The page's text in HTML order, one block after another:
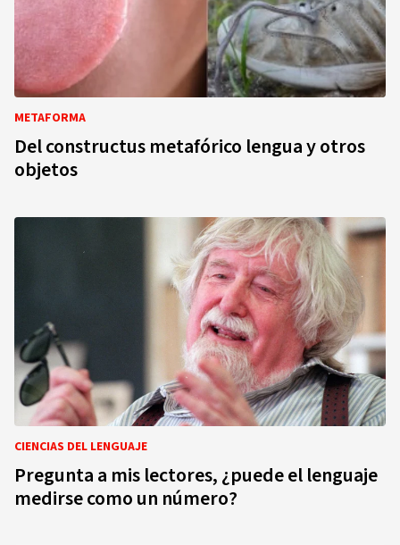
METAFORMA
Del constructus metafórico lengua y otros
objetos
CIENCIAS DEL LENGUAJE
Pregunta a mis lectores, ¿puede el lenguaje
medirse como un número?